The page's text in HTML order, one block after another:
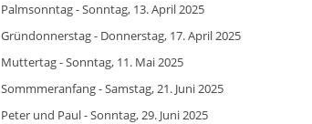
Palmsonntag - Sonntag, 13. April 2025
Gründonnerstag - Donnerstag, 17. April 2025
Muttertag - Sonntag, 11. Mai 2025
Sommmeranfang - Samstag, 21. Juni 2025
Peter und Paul - Sonntag, 29. Juni 2025